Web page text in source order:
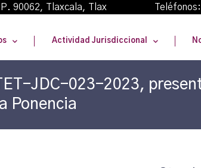
C.P. 90062, Tlaxcala, Tlax Teléfonos:
Actividad Jurisdiccional
JDC-023-2023,
Ponencia